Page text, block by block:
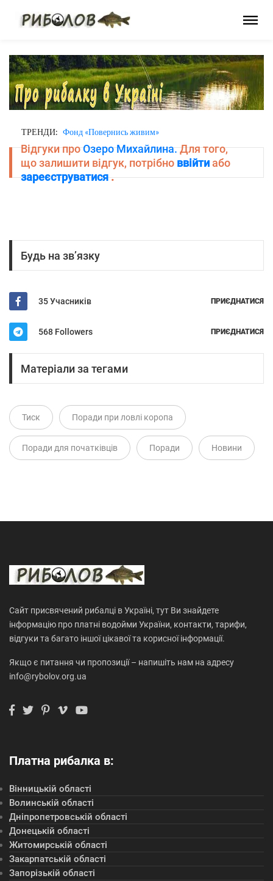
ТРЕНДИ: Фонд «Повернись живим»
Відгуки проОзеро Михайлина.Для того,
що залишити відгук, потрібно ввійтиабо
зареєструватися.
Будь на зв’язку
35 Учасників ПРИЄДНАТИСЯ
568 Followers ПРИЄДНАТИСЯ
Матеріали за тегами
Тиск Поради при ловлі коропа
Поради для початківців Поради Новини
Сайт присвячений рибалці в Україні, тут Ви знайдете
інформацію про платні водойми України, контакти, тарифи,
відгуки та багато іншої цікавої та корисної інформації.
Якщо є питання чи пропозиції – напишіть нам на адресу
info@rybolov.org.ua
Платна рибалка в:
Вінницькій області
Волинській області
Дніпропетровській області
Донецькій області
Житомирській області
Закарпатській області
Запорізькій області